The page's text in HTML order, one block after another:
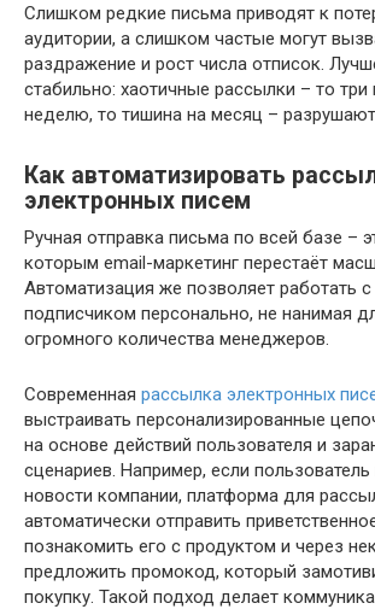
Слишком редкие письма приводят к
аудитории, а слишком частые могут
раздражение и рост числа отписок.
стабильно: хаотичные рассылки – то три
неделю, то тишина на месяц –
Как автоматизировать
электронных писем
Ручная отправка письма по всей базе –
которым email-маркетинг перестаёт
Автоматизация же позволяет работать
подписчиком персонально, не нанимая
огромного количества менеджеров.
Современная рассылка электронных
выстраивать персонализированные
на основе действий пользователя и
сценариев. Например, если
новости компании, платформа для
автоматически отправить
познакомить его с продуктом и через
предложить промокод, который
покупку. Такой подход делает